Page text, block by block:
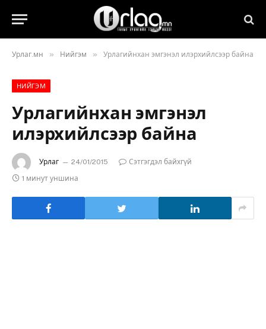
Урлаг.мн » Нийгэм » Урлагийнхан эмгэнэл илэрхийлсээр байна
НИЙГЭМ
Урлагийнхан эмгэнэл
илэрхийлсээр байна
Урлаг 24/01/2015
Сэтгэгдэл байхгүй
1 минут уншина